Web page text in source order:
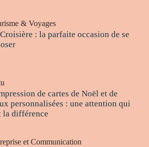
& Voyages
: la parfaite occasion de se
de cartes de Noël et de
personnalisées : une attention qui
la différence
et Communication